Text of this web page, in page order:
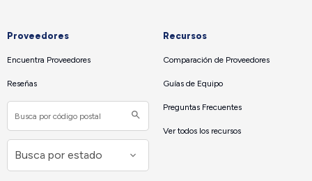
Proveedores
Encuentra Proveedores
Reseñas
Recursos
Comparación de Proveedores
Guías de Equipo
Preguntas Frecuentes
Ver todos los recursos